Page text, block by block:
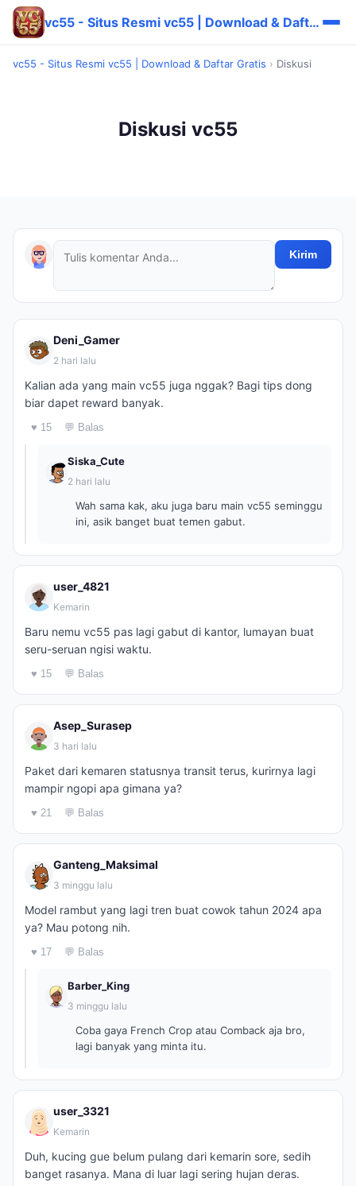
vc55 - Situs Resmi vc55 | Download & Daftar Gratis
vc55 - Situs Resmi vc55 | Download & Daftar Gratis › Diskusi
Diskusi vc55
Kirim
Deni_Gamer
2 hari lalu
Kalian ada yang main vc55 juga nggak? Bagi tips dong
biar dapet reward banyak.
♥ 15 💬 Balas
Siska_Cute
2 hari lalu
Wah sama kak, aku juga baru main vc55 seminggu
ini, asik banget buat temen gabut.
user_4821
Kemarin
Baru nemu vc55 pas lagi gabut di kantor, lumayan buat
seru-seruan ngisi waktu.
♥ 15 💬 Balas
Asep_Surasep
3 hari lalu
Paket dari kemaren statusnya transit terus, kurirnya lagi
mampir ngopi apa gimana ya?
♥ 21 💬 Balas
Ganteng_Maksimal
3 minggu lalu
Model rambut yang lagi tren buat cowok tahun 2024 apa
ya? Mau potong nih.
♥ 17 💬 Balas
Barber_King
3 minggu lalu
Coba gaya French Crop atau Comback aja bro,
lagi banyak yang minta itu.
user_3321
Kemarin
Duh, kucing gue belum pulang dari kemarin sore, sedih
banget rasanya. Mana di luar lagi sering hujan deras.